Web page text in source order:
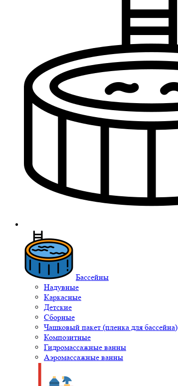
Бассейны
Надувные
Каркасные
Детские
Сборные
Чашковый пакет (пленка для бассейна)
Композитные
Гидромассажные ванны
Аэромассажные ванны